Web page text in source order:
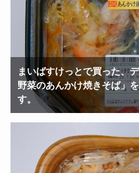
まいばすけっとで買った、
野菜のあんかけ焼きそば」
す。